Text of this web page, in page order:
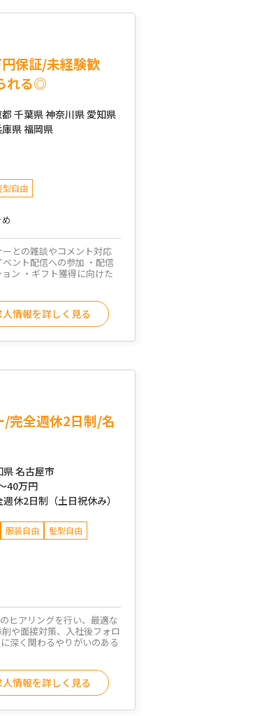
保証/未経験歓
れる◎
千葉県 神奈川県 愛知県
県 福岡県
型自由
との雑談やコメント対応
ント配信への参加 ・配信
ン ・ギフト獲得に向けた
人情報を詳しく見る
完全週休2日制/名
県 名古屋市
40万円
週休2日制（土日祝休み）
服装自由 髪型自由
ヒアリングを行い、最適な
や面接対策、入社後フォロ
深く関わるやりがいのある
人情報を詳しく見る